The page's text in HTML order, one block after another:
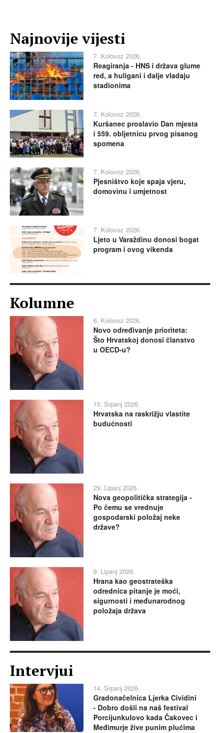
Najnovije vijesti
7. Kolovoz 2026.
Reagiranja - HNS i država glume
red, a huligani i dalje vladaju
stadionima
7. Kolovoz 2026.
Kuršanec proslavio Dan mjesta
i 559. obljetnicu prvog pisanog
spomena
7. Kolovoz 2026.
Pjesništvo koje spaja vjeru,
domovinu i umjetnost
7. Kolovoz 2026.
Ljeto u Varaždinu donosi bogat
program i ovog vikenda
Kolumne
6. Kolovoz 2026.
Novo određivanje prioriteta:
Što Hrvatskoj donosi članstvo
u OECD-u?
15. Srpanj 2026.
Hrvatska na raskrižju vlastite
budućnosti
29. Lipanj 2026.
Nova geopolitička strategija -
Po čemu se vrednuje
gospodarski položaj neke
države?
9. Lipanj 2026.
Hrana kao geostrateška
odrednica pitanje je moći,
sigurnosti i međunarodnog
položaja država
Intervjui
14. Srpanj 2026.
Gradonačelnica Ljerka Cividini
- Dobro došli na naš festival
Porcijunkulovo kada Čakovec i
Međimurje žive punim plućima